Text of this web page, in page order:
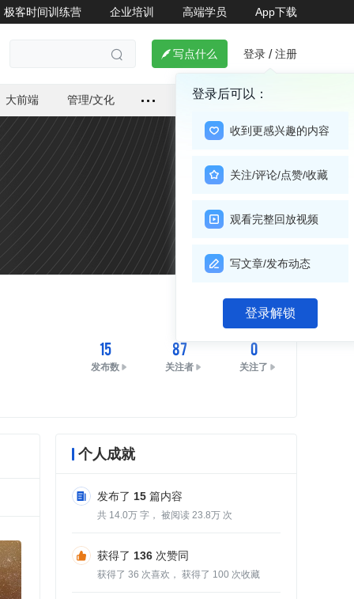
极客时间训练营 企业培训 高端学员 App下载
  写点什么 登录 / 注册
登录后可以：
收到更感兴趣的内容
关注/评论/点赞/收藏
观看完整回放视频
写文章/发布动态
登录解锁
大前端 管理/文化
关注
15
发布数
87
关注者
0
关注了
个人成就
发布了 15 篇内容
共 14.0 字， 被阅读 23.8 次
获得了 136 次赞同
获得了 36 次喜欢， 获得了 100 次收藏